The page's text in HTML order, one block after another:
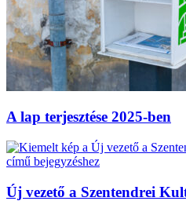
A lap terjesztése 2025-ben
Új vezető a Szentendrei